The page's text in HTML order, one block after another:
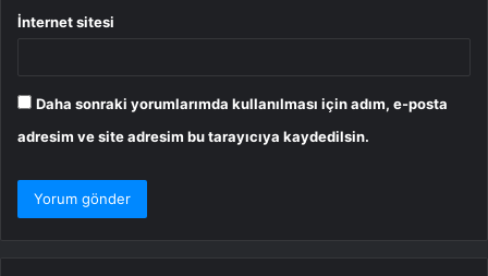
İnternet sitesi
Daha sonraki yorumlarımda kullanılması için adım, e-posta
adresim ve site adresim bu tarayıcıya kaydedilsin.